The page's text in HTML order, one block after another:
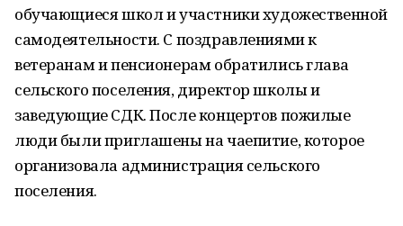
обучающиеся школ и участники художественной
самодеятельности. С поздравлениями к
ветеранам и пенсионерам обратились глава
сельского поселения, директор школы и
заведующие СДК. После концертов пожилые
люди были приглашены на чаепитие, которое
организовала администрация сельского
поселения.